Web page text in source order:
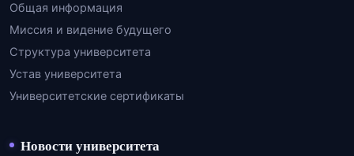
Общая информация
Миссия и видение будущего
Структура университета
Устав университета
Университетские сертификаты
Новости университета